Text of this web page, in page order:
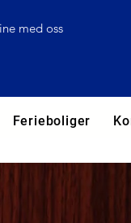
med oss
Ferieboliger